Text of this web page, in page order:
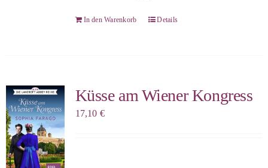
In den Warenkorb Details
Küsse am Wiener Kongress
17,10 €